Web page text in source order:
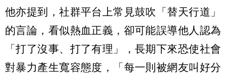
他亦提到，社群平台上常見鼓吹「替天行道」
的言論，看似熱血正義，卻可能誤導他人認為
「打了沒事、打了有理」，長期下來恐使社會
對暴力產生寬容態度，「每一則被網友叫好分